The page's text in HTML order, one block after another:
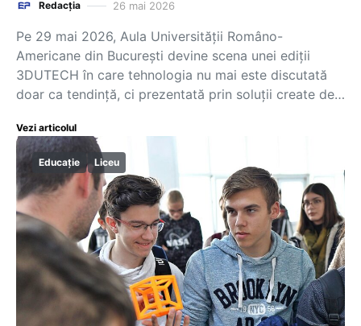
Redacția 26 mai 2026
Pe 29 mai 2026, Aula Universității Româno-
Americane din București devine scena unei ediții
3DUTECH în care tehnologia nu mai este discutată
doar ca tendință, ci prezentată prin soluții create de…
Vezi articolul
Educație Liceu